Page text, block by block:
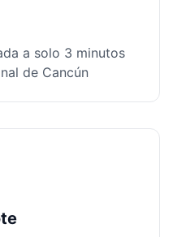
a solo 3 minutos
de Cancún